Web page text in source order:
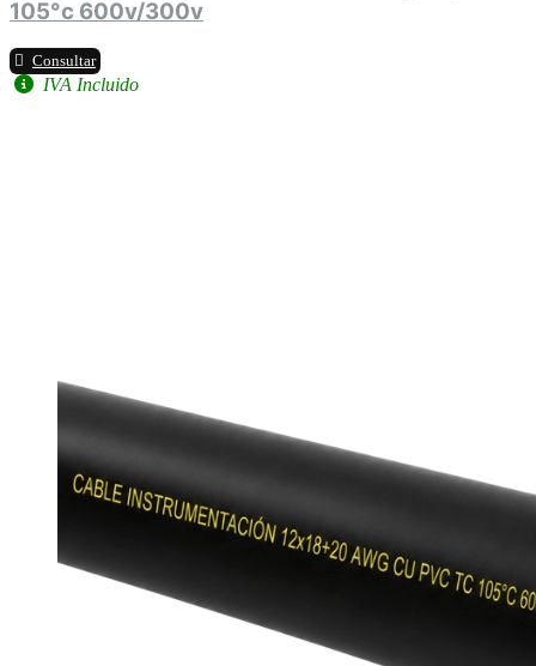
105°c 600v/300v
Consultar
IVA Incluido